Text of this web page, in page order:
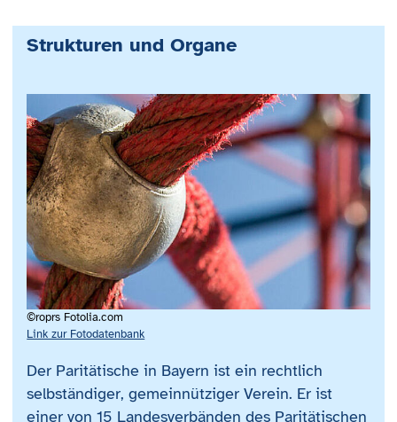
Strukturen und Organe
©roprs Fotolia.com
Link zur Fotodatenbank
Der Paritätische in Bayern ist ein rechtlich
selbständiger, gemeinnütziger Verein. Er ist
einer von 15 Landesverbänden des Paritätischen